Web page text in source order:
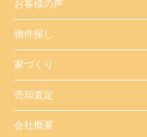
お客様の声
物件探し
家づくり
売却査定
会社概要